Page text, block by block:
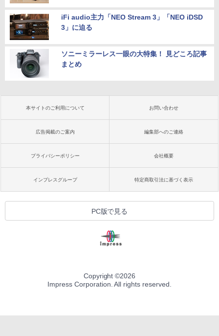
iFi audio主力「NEO Stream 3」「NEO iDSD
3」に迫る
ソニーミラーレス一眼の大特集！ 見どころ記事
まとめ
本サイトのご利用について お問い合わせ
広告掲載のご案内 編集部へのご連絡
プライバシーポリシー 会社概要
インプレスグループ 特定商取引法に基づく表示
PC版で見る
Copyright ©2026
Impress Corporation. All rights reserved.